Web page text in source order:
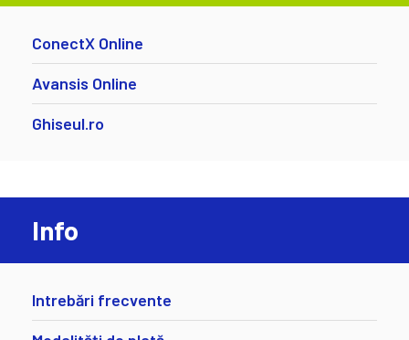
ConectX Online
Avansis Online
Ghiseul.ro
Info
Intrebări frecvente